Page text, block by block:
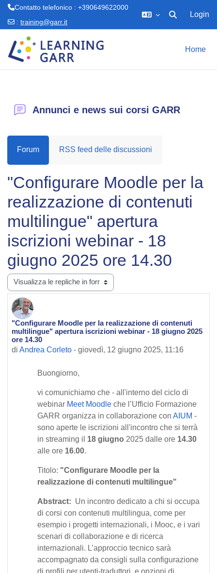
Contatto telefonico : +390649622000
: training@garr.it Attiva/
Login
Home
Annunci e news sui corsi GARR
Forum RSS feed delle discussioni
"Configurare Moodle per la
realizzazione di contenuti
multilingue" apertura
iscrizioni webinar - 18
giugno 2025 ore 14.30
Modalità visualizzazione
"Configurare Moodle per la realizzazione di contenuti
multilingue" apertura iscrizioni webinar - 18 giugno 2025
ore 14.30
di Andrea Corleto - giovedì, 12 giugno 2025, 11:16
Numero di risposte: 0
Buongiorno,
vi comunichiamo che - all'interno del ciclo di
webinar Meet Moodle che l’Ufficio Formazione
GARR organizza in collaborazione con AIUM -
sono aperte le iscrizioni all'incontro che si terrà
in streaming il 18 giugno 2025 dalle ore 14.30
alle ore 16.00.
Titolo: "Configurare Moodle per la
realizzazione di contenuti multilingue"
Abstract: Un incontro dedicato a chi si occupa
di corsi con contenuti multilingua, come per
esempio i progetti internazionali, i Mooc, e i vari
scenari di collaborazione e di ricerca
internazionali. L’approccio tecnico sarà
accompagnato da consigli sulla configurazione
di profili per utenti-traduttori, e opzioni di